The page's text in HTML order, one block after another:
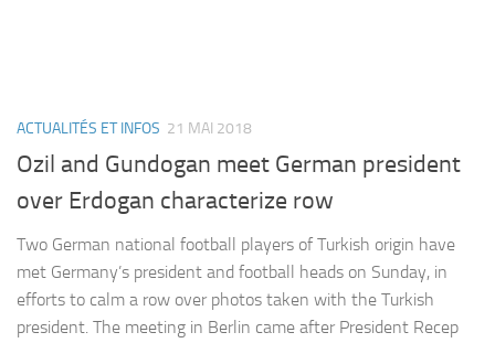
ACTUALITÉS ET INFOS 21 MAI 2018
Ozil and Gundogan meet German president
over Erdogan characterize row
Two German national football players of Turkish origin have
met Germany’s president and football heads on Sunday, in
efforts to calm a row over photos taken with the Turkish
president. The meeting in Berlin came after President Recep